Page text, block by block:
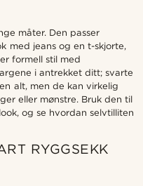
måter. Den passer
med jeans og en t-skjorte,
formell stil med
i antrekket ditt; svarte
alt, men de kan virkelig
eller mønstre. Bruk den til
og se hvordan selvtilliten
RYGGSEKK